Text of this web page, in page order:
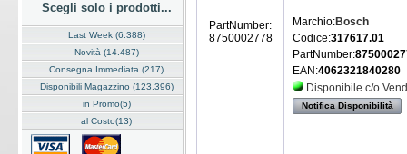
Scegli solo i prodotti...
Last Week (6.388)
Novità (14.487)
Consegna Immediata (217)
Disponibili Magazzino (123.396)
in Promo(5)
al Costo(13)
PartNumber:
8750002778
Marchio:Bosch
Codice:317617.01
PartNumber:
EAN:4062321840280
Disponibile c/o
Notifica Disponibilità